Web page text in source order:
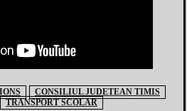
CONSILIUL JUDETEAN TIMIS
TRANSPORT SCOLAR